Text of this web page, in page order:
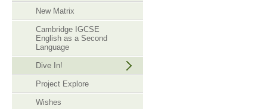
New Matrix
Cambridge IGCSE
English as a Second
Language
Dive In!
Project Explore
Wishes